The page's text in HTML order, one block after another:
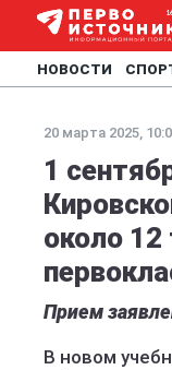
НОВОСТИ
20 марта 2025,
1
около
Прием
В новом